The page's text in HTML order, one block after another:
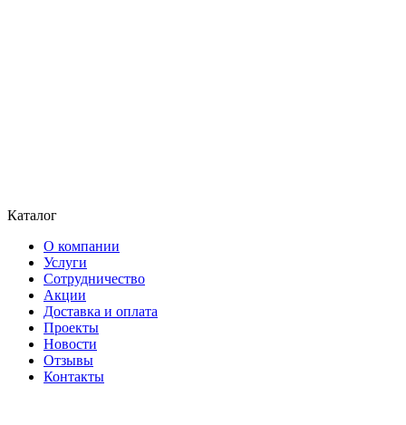
Каталог
О компании
Услуги
Сотрудничество
Акции
Доставка и оплата
Проекты
Новости
Отзывы
Контакты